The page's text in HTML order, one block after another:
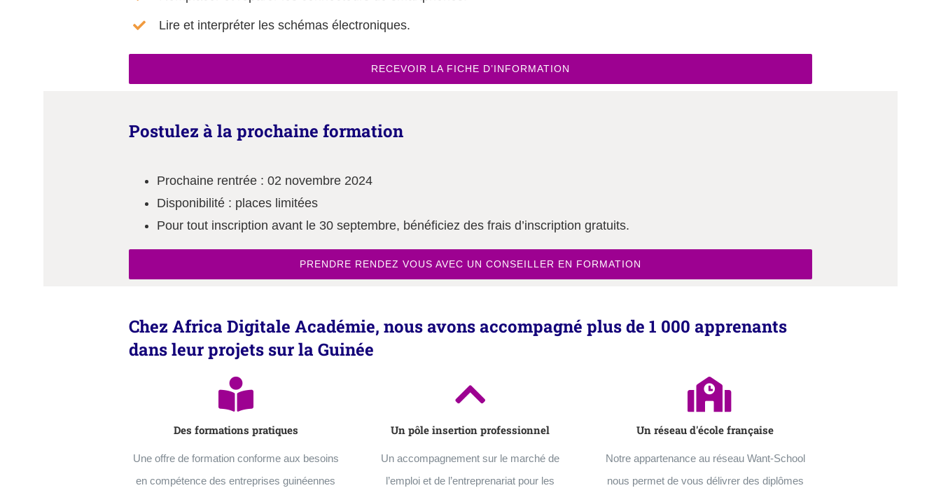
Lire et interpréter les schémas électroniques.
RECEVOIR LA FICHE D’INFORMATION
Postulez à la prochaine formation
Prochaine rentrée : 02 novembre 2024
Disponibilité : places limitées
Pour tout inscription avant le 30 septembre, bénéficiez des frais d’inscription gratuits.
PRENDRE RENDEZ VOUS AVEC UN CONSEILLER EN FORMATION
Chez Africa Digitale Académie, nous avons accompagné plus de 1 000 apprenants
dans leur projets sur la Guinée
Des formations pratiques
Une offre de formation conforme aux besoins
en compétence des entreprises guinéennes
Un pôle insertion professionnel
Un accompagnement sur le marché de
l’emploi et de l’entreprenariat pour les
Un réseau d'école française
Notre appartenance au réseau Want-School
nous permet de vous délivrer des diplômes